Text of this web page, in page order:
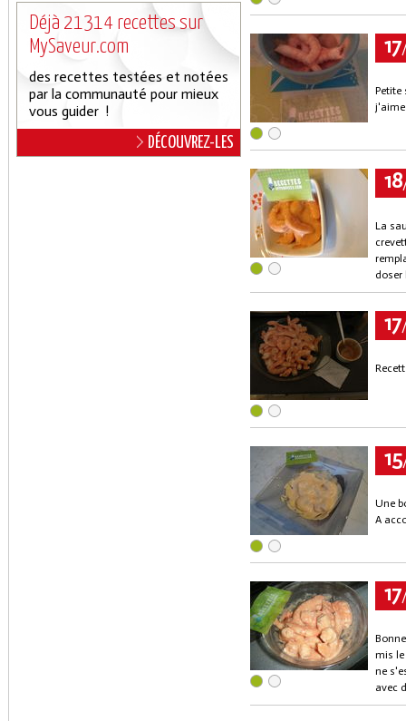
Déjà 21314 recettes sur
MySaveur.com
des recettes testées et notées
par la communauté pour mieux
vous guider !
DÉCOUVREZ-LES
17
Petite
j'aime
18
La
doser
17
15
Une
A
17
mis
ne
avec